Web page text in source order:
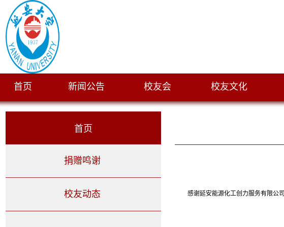
首页 新闻公告 校友会 校友文化
首页
捐赠鸣谢
校友动态
感谢延安能源化工创力服务有限公司